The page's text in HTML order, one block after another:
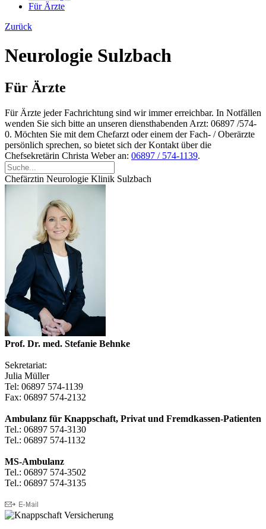
Für Ärzte
Zurück
Neurologie Sulzbach
Für Ärzte
Für Ärzte jeder Fachrichtung sind wir immer erreichbar. In Notfällen
wenden Sie sich bitte an unseren diensthabenden Arzt: 06897 /574-
0. Möchten Sie mit dem Chefarzt oder einem der Fach- / Oberärzte
persönlich sprechen, so bietet sich der Kontakt über die
Chefsekretärin Christa Weber an: 06897 / 574-1139.
Chefärztin Neurologie Klinik Sulzbach
Prof. Dr. med. Stefanie Behnke
Sekretariat:
Julia Müller
Tel: 06897 574-1139
Fax: 06897 574-2132
Ambulanz für Knappschaft, Privat und Fremdkassen-Patienten
Tel.: 06897 574-3130
Tel.: 06897 574-1132
MS-Ambulanz
Tel.: 06897 574-3502
Tel.: 06897 574-3135